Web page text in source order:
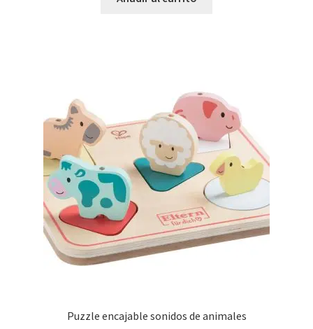
Puzzle encajable sonidos de animales